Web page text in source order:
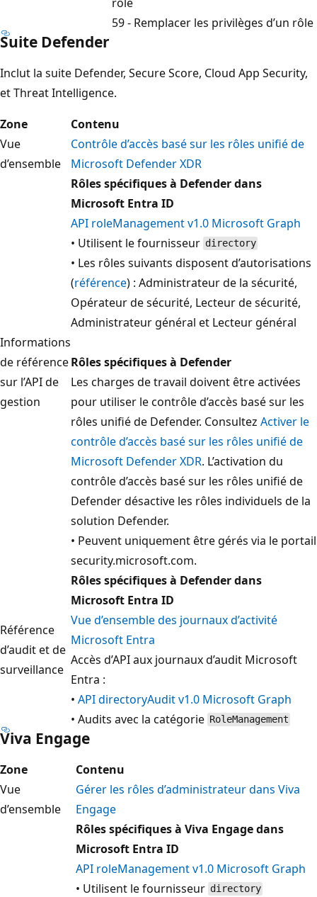
59 - Remplacer les privilèges d’un rôle
Suite Defender
Inclut la suite Defender, Secure Score, Cloud App Security,
et Threat Intelligence.
Zone
Contenu
Vue
d’ensemble
Contrôle d’accès basé sur les rôles unifié de
Microsoft Defender XDR
Informations
de référence
sur l’API de
gestion
Rôles spécifiques à Defender dans
Microsoft Entra ID
API roleManagement v1.0 Microsoft Graph
• Utilisent le fournisseur directory
• Les rôles suivants disposent d’autorisations
(référence) : Administrateur de la sécurité,
Opérateur de sécurité, Lecteur de sécurité,
Administrateur général et Lecteur général
Rôles spécifiques à Defender
Les charges de travail doivent être activées
pour utiliser le contrôle d’accès basé sur les
rôles unifié de Defender. Consultez Activer le
contrôle d’accès basé sur les rôles unifié de
Microsoft Defender XDR. L’activation du
contrôle d’accès basé sur les rôles unifié de
Defender désactive les rôles individuels de la
solution Defender.
• Peuvent uniquement être gérés via le portail
security.microsoft.com.
Référence
d’audit et de
surveillance
Rôles spécifiques à Defender dans
Microsoft Entra ID
Vue d’ensemble des journaux d’activité
Microsoft Entra
Accès d’API aux journaux d’audit Microsoft
Entra :
• API directoryAudit v1.0 Microsoft Graph
• Audits avec la catégorie RoleManagement
Viva Engage
Zone
Contenu
Vue
d’ensemble
Gérer les rôles d’administrateur dans Viva
Engage
Rôles spécifiques à Viva Engage dans
Microsoft Entra ID
API roleManagement v1.0 Microsoft Graph
• Utilisent le fournisseur directory